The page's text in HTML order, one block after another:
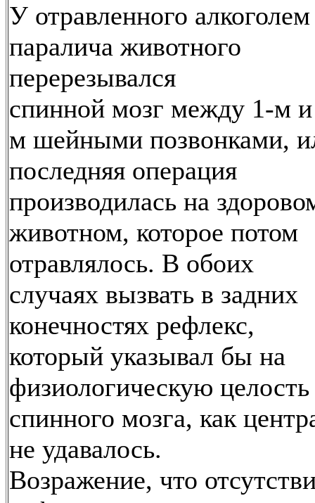
У отравленного
паралича животного
перерезывался
спинной мозг между 1-м
м шейными позвонками,
последняя операция
производилась на
животном, которое потом
отравлялось. В обоих
случаях вызвать в задних
конечностях рефлекс,
который указывал бы на
физиологическую целость
спинного мозга, как
не удавалось.
Возражение, что